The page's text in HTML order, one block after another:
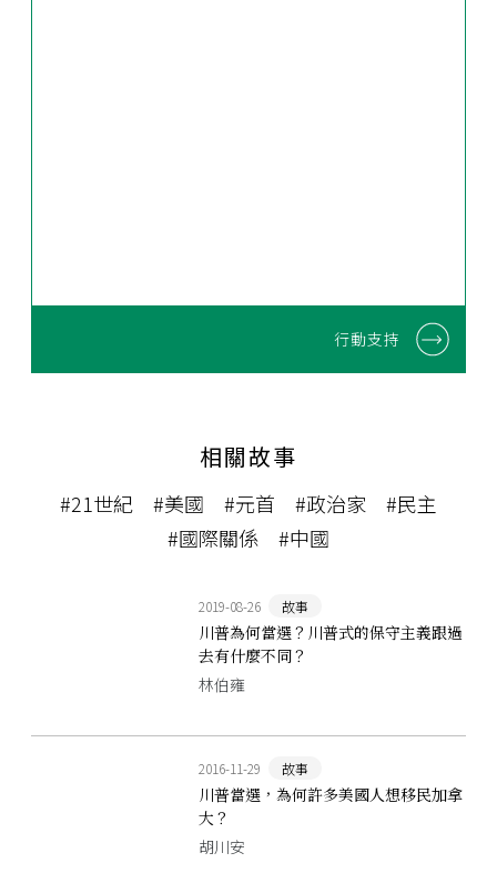
行動支持
相關故事
#21世紀 #美國 #元首 #政治家
#民主
#國際關係
#中國
2019-08-26 故事
川普為何當選？川普式的保守主義跟過
去有什麼不同？
林伯雍
2016-11-29 故事
川普當選，為何許多美國人想移民加拿
大？
胡川安